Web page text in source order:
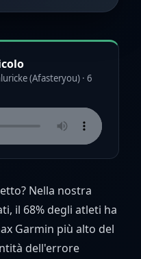
(Afasteryou) · 6
Nella nostra
il 68% degli atleti ha
Garmin più alto del
dell'errore